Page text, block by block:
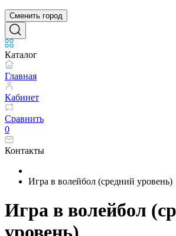
Сменить город
Каталог
Главная
Кабинет
Сравнить
0
Контакты
Игра в волейбол (средний уровень)
Игра в волейбол